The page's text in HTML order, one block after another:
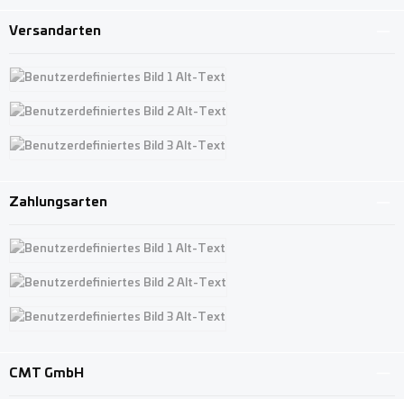
Versandarten
Benutzerdefiniertes Bild 1
Benutzerdefiniertes Bild 2
Zahlungsarten
Benutzerdefiniertes Bild 1
Benutzerdefiniertes Bild 2
CMT GmbH